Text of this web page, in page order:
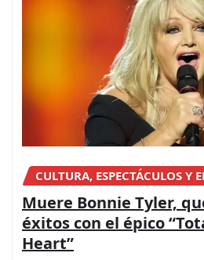
CULTURA, ESPECTÁCULOS Y
Muere Bonnie Tyler,
éxitos con el épico
Heart”